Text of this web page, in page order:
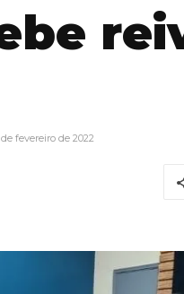
fevereiro de 2022